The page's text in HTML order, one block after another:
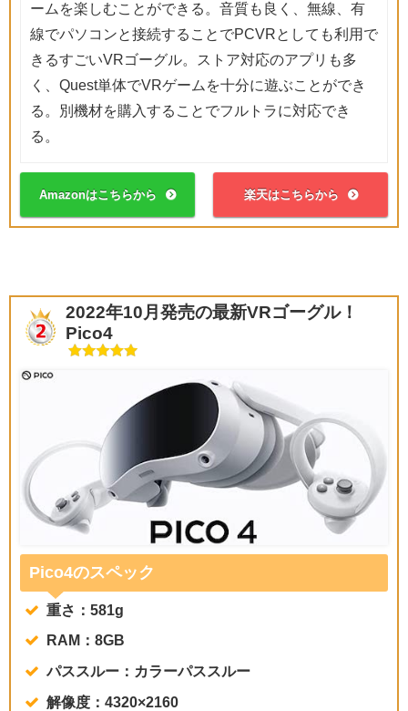
ームを楽しむことができる。音質も良く、無線、有
線でパソコンと接続することでPCVRとしても利用で
きるすごいVRゴーグル。ストア対応のアプリも多
く、Quest単体でVRゲームを十分に遊ぶことができ
る。別機材を購入することでフルトラに対応でき
る。
Amazonはこちらから 楽天はこちらから
2022年10月発売の最新VRゴーグル！
Pico4
Pico4のスペック
重さ：581g
RAM：8GB
パススルー：カラーパススルー
解像度：4320×2160